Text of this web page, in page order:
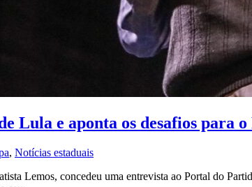
Lula e aponta os desafios para o
, Notícias estaduais
Lemos, concedeu uma entrevista ao Portal do